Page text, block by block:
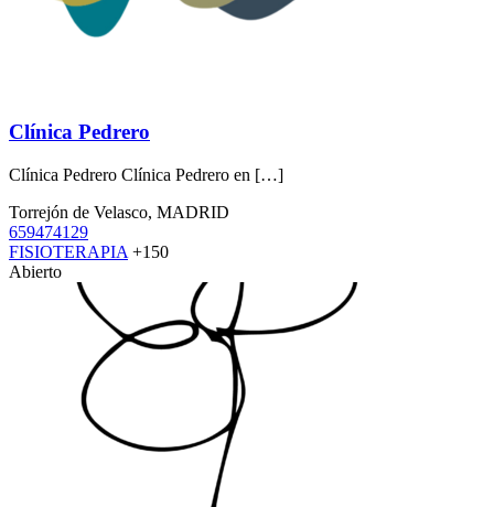
Clínica Pedrero
Clínica Pedrero Clínica Pedrero en […]
Torrejón de Velasco, MADRID
659474129
FISIOTERAPIA +150
Abierto